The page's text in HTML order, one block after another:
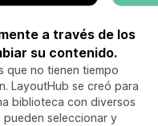
a través de los
su contenido.
que no tienen tiempo
LayoutHub se creó para
biblioteca con diversos
pueden seleccionar y